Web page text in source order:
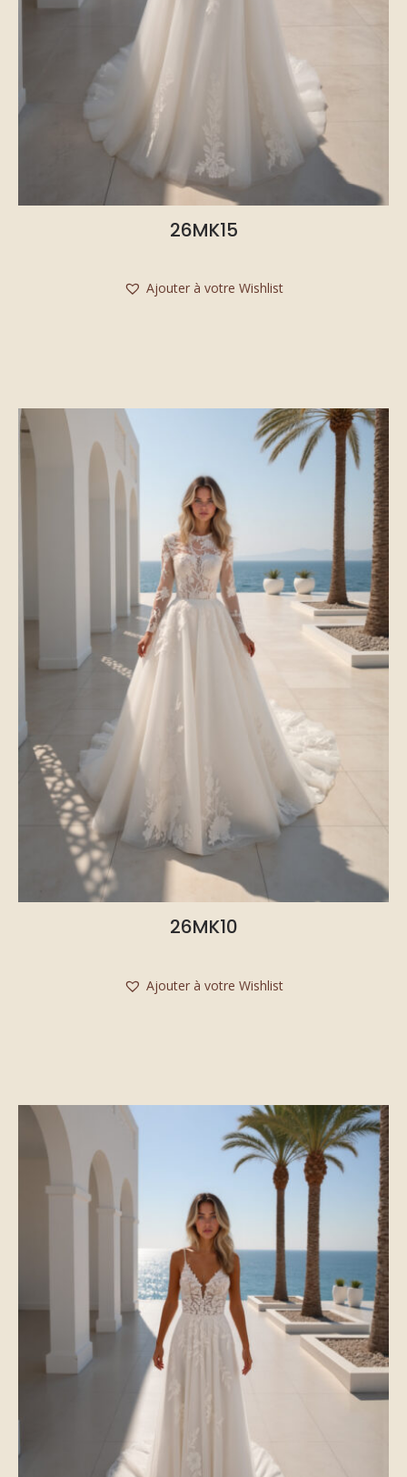
26MK15
Ajouter à votre Wishlist
26MK10
Ajouter à votre Wishlist